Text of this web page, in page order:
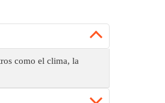
como el clima, la